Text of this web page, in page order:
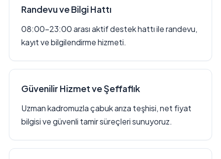
Randevu ve Bilgi Hattı
08:00–23:00 arası aktif destek hattı ile randevu,
kayıt ve bilgilendirme hizmeti.
Güvenilir Hizmet ve Şeffaflık
Uzman kadromuzla çabuk arıza teşhisi, net fiyat
bilgisi ve güvenli tamir süreçleri sunuyoruz.